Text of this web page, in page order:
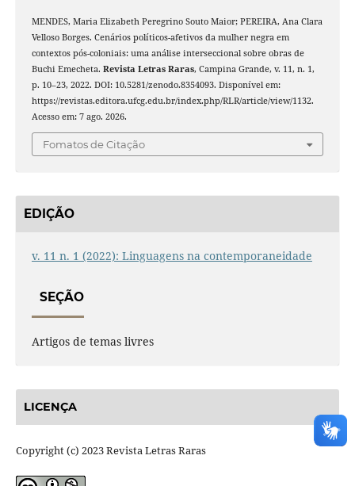
MENDES, Maria Elizabeth Peregrino Souto Maior; PEREIRA, Ana Clara
Velloso Borges. Cenários políticos-afetivos da mulher negra em
contextos pós-coloniais: uma análise interseccional sobre obras de
Buchi Emecheta. Revista Letras Raras, Campina Grande, v. 11, n. 1,
p. 10–23, 2022. DOI: 10.5281/zenodo.8354093. Disponível em:
https://revistas.editora.ufcg.edu.br/index.php/RLR/article/view/1132.
Acesso em: 7 ago. 2026.
Fomatos de Citação
EDIÇÃO
v. 11 n. 1 (2022): Linguagens na contemporaneidade
SEÇÃO
Artigos de temas livres
LICENÇA
Copyright (c) 2023 Revista Letras Raras